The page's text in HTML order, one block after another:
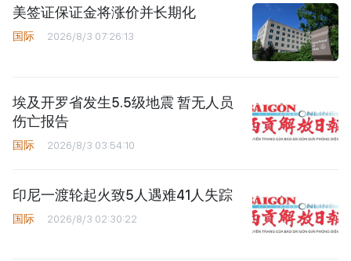
美签证保证金将涨价并长期化
国际 2026/8/3 07:26:13
埃及开罗省发生5.5级地震 暂无人员
伤亡报告
国际 2026/8/3 03:54:10
印尼一渡轮起火致5人遇难41人失踪
国际 2026/8/3 02:30:22